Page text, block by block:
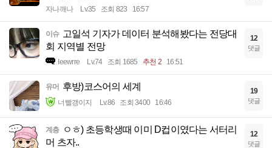
자나깨나 Lv.35 조회 823 16:57
이슈 고일석 기자가 데이터 분석해봤다는 전당대
회 지역별 전망
Ieewrre Lv.74 조회 1685 추천 2 16:51
12
댓글
유머 후방)코스어의 세계
너빨갱이지 Lv.86 조회 3400 16:46
19
댓글
계층
ㅇㅎ) 초등학생때 이미 D컵이였다는 서터리
머 츠자..
12
댓글